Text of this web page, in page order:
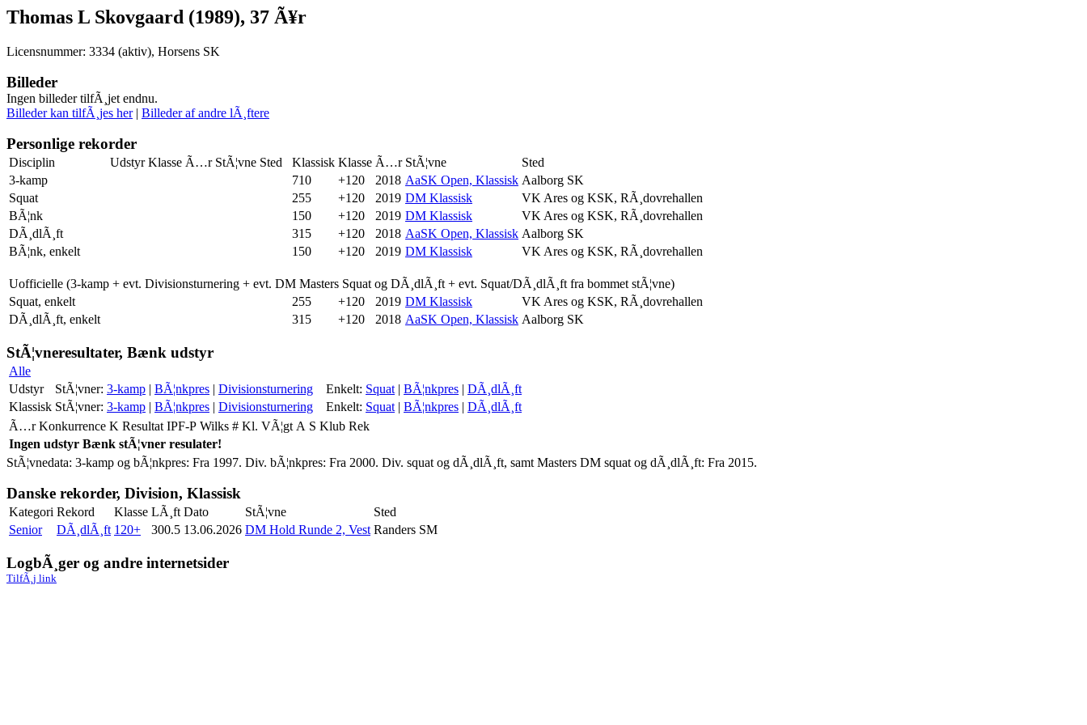
Thomas L Skovgaard (1989), 37 Ã¥r
Licensnummer: 3334 (aktiv), Horsens SK
Billeder
Ingen billeder tilfÃ¸jet endnu.
Billeder kan tilfÃ¸jes her| Billeder af andre lÃ¸ftere
Personlige rekorder
Disciplin Udstyr Klasse Ã…r StÃ¦vne Sted Klassisk Klasse Ã…r StÃ¦vne
Sted
3-kamp
710 +120 2018 AaSK Open, Klassisk Aalborg SK
Squat
255 +120 2019 DM Klassisk
VK Ares og KSK, RÃ¸dovrehallen
BÃ¦nk
150 +120 2019 DM Klassisk
VK Ares og KSK, RÃ¸dovrehallen
DÃ¸dlÃ¸ft
315 +120 2018 AaSK Open, Klassisk Aalborg SK
BÃ¦nk, enkelt
150 +120 2019 DM Klassisk VK Ares og KSK, RÃ¸dovrehallen
Uofficielle (3-kamp + evt. Divisionsturnering + evt. DM Masters Squat og DÃ¸dlÃ¸ft + evt. Squat/DÃ¸dlÃ¸ft fra bommet stÃ¦vne)
Squat, enkelt
255 +120 2019 DM Klassisk
VK Ares og KSK, RÃ¸dovrehallen
DÃ¸dlÃ¸ft, enkelt
315 +120 2018 AaSK Open, Klassisk Aalborg SK
StÃ¦vneresultater, Bænk udstyr
Alle
Udstyr
StÃ¦vner: 3-kamp | BÃ¦nkpres | Divisionsturnering Enkelt: Squat | BÃ¦nkpres | DÃ¸dlÃ¸ft
Klassisk StÃ¦vner: 3-kamp | BÃ¦nkpres | Divisionsturnering Enkelt: Squat | BÃ¦nkpres | DÃ¸dlÃ¸ft
Ã…r Konkurrence K Resultat IPF-P Wilks # Kl. VÃ¦gt A S Klub Rek
Ingen udstyr Bænk stÃ¦vner resulater!
StÃ¦vnedata: 3-kamp og bÃ¦nkpres: Fra 1997. Div. bÃ¦nkpres: Fra 2000. Div. squat og dÃ¸dlÃ¸ft, samt Masters DM squat og dÃ¸dlÃ¸ft: Fra 2015.
Danske rekorder, Division, Klassisk
Kategori Rekord Klasse LÃ¸ft Dato StÃ¦vne
Sted
Senior
DÃ¸dlÃ¸ft 120+ 300.5 13.06.2026 DM Hold Runde 2, Vest Randers SM
LogbÃ¸ger og andre internetsider
TilfÃ¸j link